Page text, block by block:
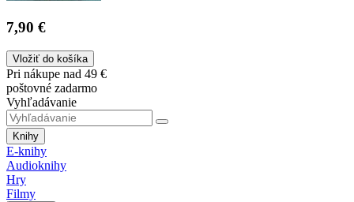
7,90 €
Vložiť do košíka
Pri nákupe nad 49 €
poštovné zadarmo
Vyhľadávanie
Knihy
E-knihy
Audioknihy
Hry
Filmy